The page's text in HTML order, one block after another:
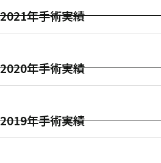
2021年手術実績
2020年手術実績
2019年手術実績